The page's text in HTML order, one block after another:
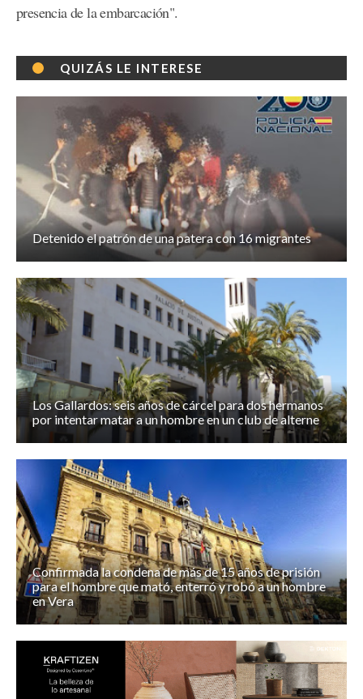
presencia de la embarcación".
QUIZÁS LE INTERESE
Detenido el patrón de una patera con 16 migrantes
Los Gallardos: seis años de cárcel para dos hermanos
por intentar matar a un hombre en un club de alterne
Confirmada la condena de más de 15 años de prisión
para el hombre que mató, enterró y robó a un hombre
en Vera